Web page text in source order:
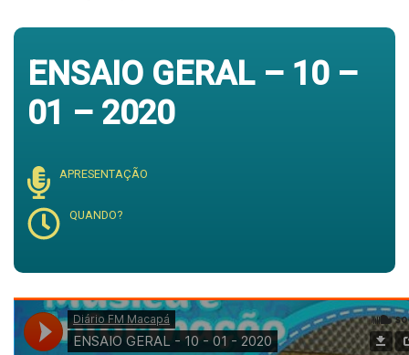
ENSAIO GERAL – 10 –
01 – 2020
APRESENTAÇÃO
QUANDO?